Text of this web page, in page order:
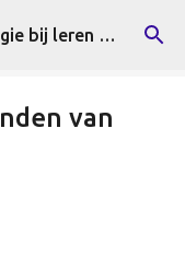
Meerwaarde van leertechnologie bij leren en innoveren
van